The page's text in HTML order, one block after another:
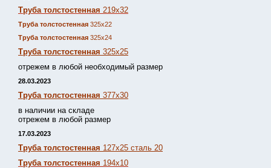
Труба толстостенная 219х32
Труба толстостенная 325х22
Труба толстостенная 325х24
Труба толстостенная 325х25
отрежем в любой необходимый размер
28.03.2023
Труба толстостенная 377х30
в наличии на складе
отрежем в любой размер
17.03.2023
Труба толстостенная 127х25 сталь 20
Труба толстостенная 194х10